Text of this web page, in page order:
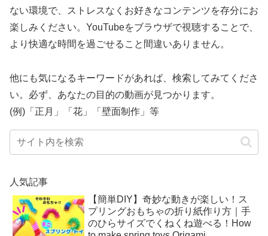
ない環境で、ストレスなくお好きなコンテンツを存分にお
楽しみください。YouTubeをブラウザで視聴することで、
より快適な時間を過ごせること間違いありません。
他にも気になるキーワードがあれば、検索してみてくださ
い。必ず、あなたの目的の動画が見つかります。
(例)「正月」「花」「壁面制作」等
人気記事
【簡単DIY】奇妙な動きが楽しい！ス
プリングおもちゃの折り紙作り方｜手
のひらサイズでくねくね遊べる！How